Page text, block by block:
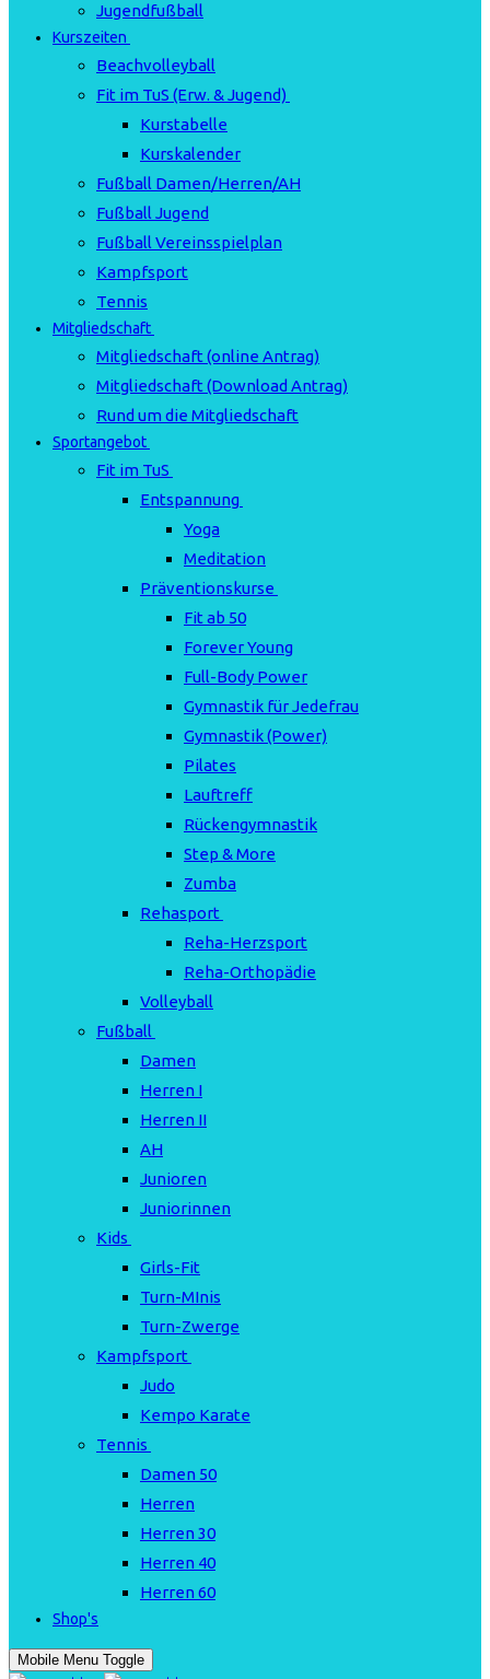
Jugendfußball
Kurszeiten
Beachvolleyball
Fit im TuS (Erw. & Jugend)
Kurstabelle
Kurskalender
Fußball Damen/Herren/AH
Fußball Jugend
Fußball Vereinsspielplan
Kampfsport
Tennis
Mitgliedschaft
Mitgliedschaft (online Antrag)
Mitgliedschaft (Download Antrag)
Rund um die Mitgliedschaft
Sportangebot
Fit im TuS
Entspannung
Yoga
Meditation
Präventionskurse
Fit ab 50
Forever Young
Full-Body Power
Gymnastik für Jedefrau
Gymnastik (Power)
Pilates
Lauftreff
Rückengymnastik
Step & More
Zumba
Rehasport
Reha-Herzsport
Reha-Orthopädie
Volleyball
Fußball
Damen
Herren I
Herren II
AH
Junioren
Juniorinnen
Kids
Girls-Fit
Turn-MInis
Turn-Zwerge
Kampfsport
Judo
Kempo Karate
Tennis
Damen 50
Herren
Herren 30
Herren 40
Herren 60
Shop's
Mobile Menu Toggle